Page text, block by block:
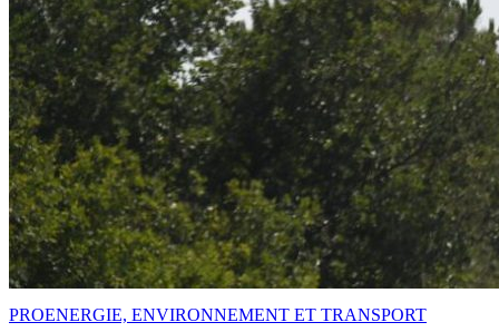
PROENERGIE, ENVIRONNEMENT ET TRANSPORT